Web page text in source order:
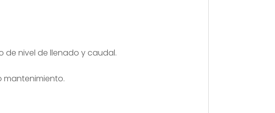
nivel de llenado y caudal.
mantenimiento.